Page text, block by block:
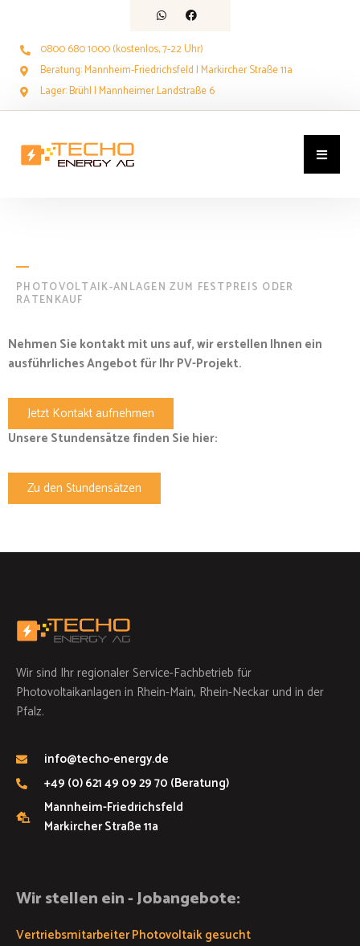
0800 680 1000 (kostenlos, 7-22 Uhr)
Beratung: Mannheim-Friedrichsfeld | Markircher Straße 11a
Lager: Brühl | Mannheimer Landstraße 6
PHOTOVOLTAIK-ANLAGEN ZUM FESTPREIS ODER
RATENKAUF
Nehmen Sie kontakt mit uns auf, wir erstellen Ihnen ein
ausführliches Angebot für Ihr PV-Projekt.
Jetzt Kontakt aufnehmen
Unsere Stundensätze finden Sie hier:
Zu den Stundensätzen
Wir sind Ihr regionaler Service-Fachbetrieb für
Photovoltaikanlagen in Rhein-Main, Rhein-Neckar und in der
Pfalz.
info@techo-energy.de
+49 (0) 621 49 09 29 70 (Beratung)
Mannheim-Friedrichsfeld
Markircher Straße 11a
Wir stellen ein - Jobangebote:
Vertriebsmitarbeiter Photovoltaik gesucht